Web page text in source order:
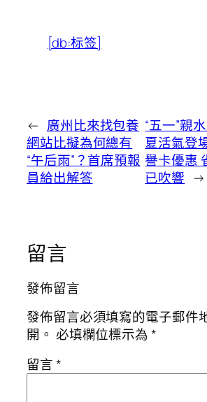
[db:标签]
← 廣州比來找包養
網站比擬為何總有
“午后雨”？首席預報
員給出解答
“五一”親
夏活氣登
譽卡優惠
已吹響 →
留言
發佈留言
發佈留言必須填寫的電子郵件
開。 必填欄位標示為*
留言*